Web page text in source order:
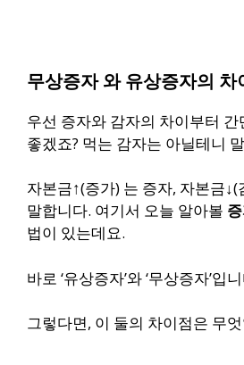
무상증자 와 유상증자의 차
우선 증자와 감자의 차이부터
좋겠죠? 먹는 감자는 아닐테니
자본금↑(증가) 는 증자, 자본금
말합니다. 여기서 오늘 알아볼
법이 있는데요.
바로 ‘유상증자’와 ‘무상증자’입
그렇다면, 이 둘의 차이점은 무